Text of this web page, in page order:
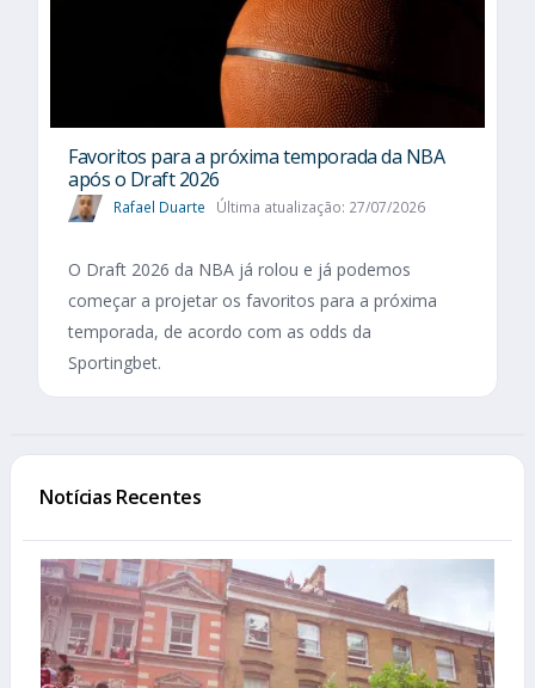
Favoritos para a próxima temporada da NBA
após o Draft 2026
Rafael Duarte Última atualização: 27/07/2026
O Draft 2026 da NBA já rolou e já podemos
começar a projetar os favoritos para a próxima
temporada, de acordo com as odds da
Sportingbet.
Notícias Recentes